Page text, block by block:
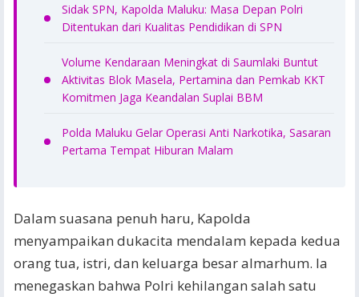
Sidak SPN, Kapolda Maluku: Masa Depan Polri
Ditentukan dari Kualitas Pendidikan di SPN
Volume Kendaraan Meningkat di Saumlaki Buntut
Aktivitas Blok Masela, Pertamina dan Pemkab KKT
Komitmen Jaga Keandalan Suplai BBM
Polda Maluku Gelar Operasi Anti Narkotika, Sasaran
Pertama Tempat Hiburan Malam
Dalam suasana penuh haru, Kapolda
menyampaikan dukacita mendalam kepada kedua
orang tua, istri, dan keluarga besar almarhum. Ia
menegaskan bahwa Polri kehilangan salah satu